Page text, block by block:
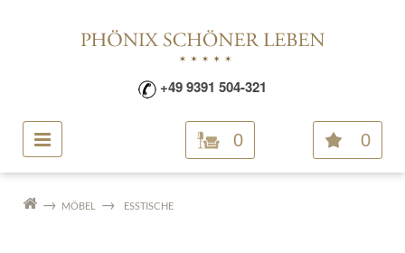
+49 9391 504-321
0 0
MÖBEL ESSTISCHE